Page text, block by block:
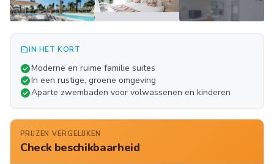
summarizeIN HET KORT
check_circleModerne en ruime familie suites
check_circleIn een rustige, groene omgeving
check_circleAparte zwembaden voor volwassenen en kinderen
PRIJZEN VERGELIJKEN
Check beschikbaarheid